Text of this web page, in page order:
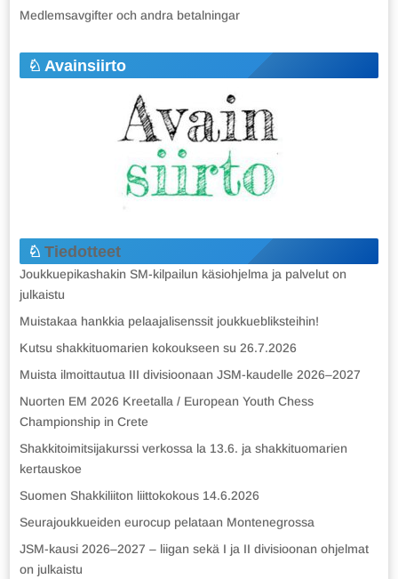
Medlemsavgifter och andra betalningar
Avainsiirto
Tiedotteet
Joukkuepikashakin SM-kilpailun käsiohjelma ja palvelut on
julkaistu
Muistakaa hankkia pelaajalisenssit joukkuebliksteihin!
Kutsu shakkituomarien kokoukseen su 26.7.2026
Muista ilmoittautua III divisioonaan JSM-kaudelle 2026–2027
Nuorten EM 2026 Kreetalla / European Youth Chess
Championship in Crete
Shakkitoimitsijakurssi verkossa la 13.6. ja shakkituomarien
kertauskoe
Suomen Shakkiliiton liittokokous 14.6.2026
Seurajoukkueiden eurocup pelataan Montenegrossa
JSM-kausi 2026–2027 – liigan sekä I ja II divisioonan ohjelmat
on julkaistu